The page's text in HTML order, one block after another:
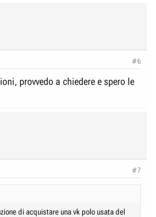
#6
provvedo a chiedere e spero le
#7
di acquistare una vk polo usata del